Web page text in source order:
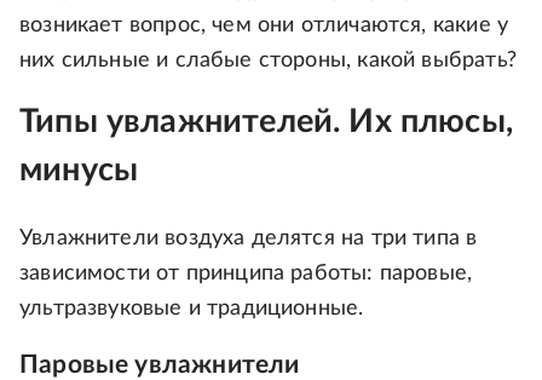
возникает вопрос, чем они отличаются, какие у
них сильные и слабые стороны, какой выбрать?
Типы увлажнителей. Их плюсы,
минусы
Увлажнители воздуха делятся на три типа в
зависимости от принципа работы: паровые,
ультразвуковые и традиционные.
Паровые увлажнители